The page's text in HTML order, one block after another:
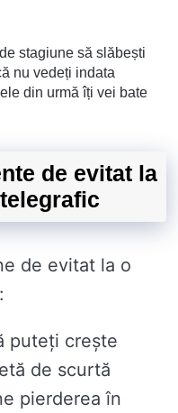
stagiune să slăbești
nu vedeți indata
din urmă îți vei bate
de evitat la
de evitat la o
puteți crește
de scurtă
pierderea în